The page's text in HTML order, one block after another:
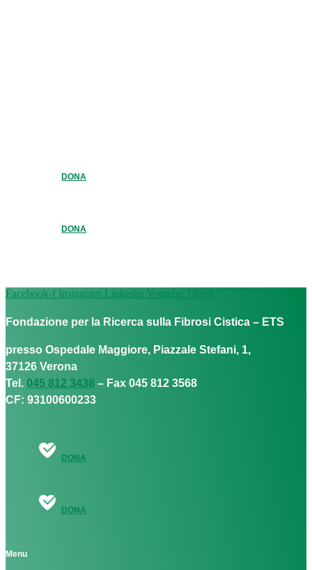
DONA
DONA
Facebook-f Instagram Linkedin Youtube Tiktok
Fondazione per la Ricerca sulla Fibrosi Cistica – ETS
presso Ospedale Maggiore, Piazzale Stefani, 1,
37126 Verona
Tel. 045 812 3438 – Fax 045 812 3568
CF: 93100600233
DONA
DONA
Menu